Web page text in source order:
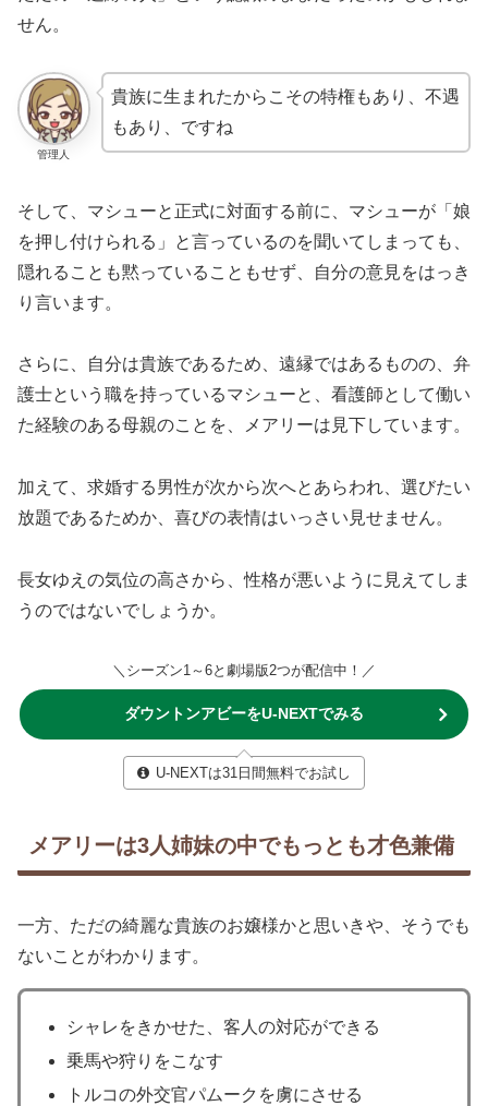
せん。
管理人
貴族に生まれたからこその特権もあり、不遇
もあり、ですね
そして、マシューと正式に対面する前に、マシューが「娘
を押し付けられる」と言っているのを聞いてしまっても、
隠れることも黙っていることもせず、自分の意見をはっき
り言います。
さらに、自分は貴族であるため、遠縁ではあるものの、弁
護士という職を持っているマシューと、看護師として働い
た経験のある母親のことを、メアリーは見下しています。
加えて、求婚する男性が次から次へとあらわれ、選びたい
放題であるためか、喜びの表情はいっさい見せません。
長女ゆえの気位の高さから、性格が悪いように見えてしま
うのではないでしょうか。
＼シーズン1～6と劇場版2つが配信中！／
ダウントンアビーをU-NEXTでみる
U-NEXTは31日間無料でお試し
メアリーは3人姉妹の中でもっとも才色兼備
一方、ただの綺麗な貴族のお嬢様かと思いきや、そうでも
ないことがわかります。
シャレをきかせた、客人の対応ができる
乗馬や狩りをこなす
トルコの外交官パムークを虜にさせる